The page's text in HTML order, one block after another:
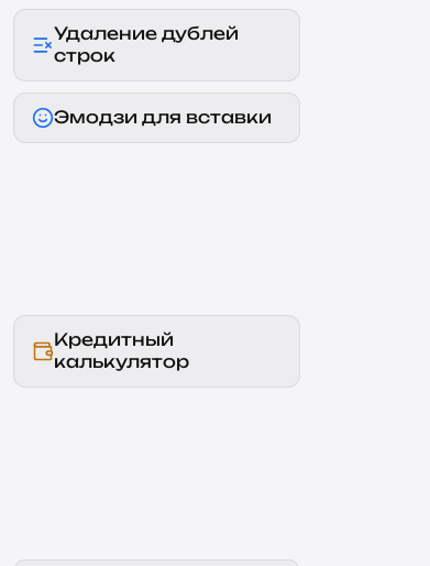
Удаление дублей
строк
Эмодзи для вставки
Кредитный
калькулятор